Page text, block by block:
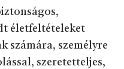
életfeltételeket
számára, személyre
szeretetteljes,